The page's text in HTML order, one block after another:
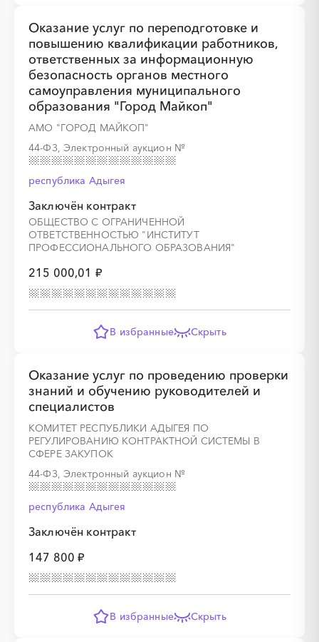
Оказание услуг по переподготовке и
повышению квалификации работников,
ответственных за информационную
безопасность органов местного
самоуправления муниципального
образования "Город Майкоп"
АМО "ГОРОД МАЙКОП"
44-ФЗ, Электронный аукцион №
республика Адыгея
Заключён контракт
ОБЩЕСТВО С ОГРАНИЧЕННОЙ
ОТВЕТСТВЕННОСТЬЮ "ИНСТИТУТ
ПРОФЕССИОНАЛЬНОГО ОБРАЗОВАНИЯ"
215 000,01 ₽
В избранные Скрыть
Оказание услуг по проведению проверки
знаний и обучению руководителей и
специалистов
КОМИТЕТ РЕСПУБЛИКИ АДЫГЕЯ ПО
РЕГУЛИРОВАНИЮ КОНТРАКТНОЙ СИСТЕМЫ В
СФЕРЕ ЗАКУПОК
44-ФЗ, Электронный аукцион №
республика Адыгея
Заключён контракт
147 800 ₽
В избранные Скрыть